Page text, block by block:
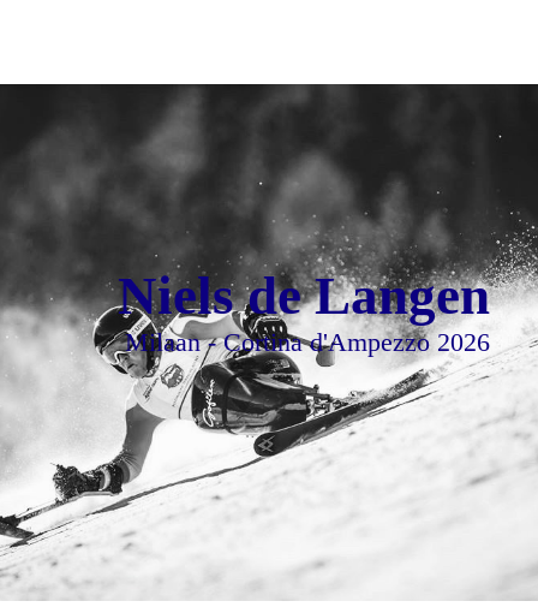
Niels de Langen
Milaan - Cortina d'Ampezzo 2026